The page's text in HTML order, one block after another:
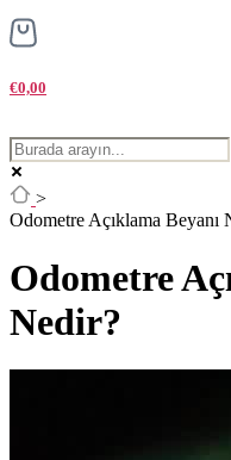
€0,00
>
Odometre Açıklama Beyanı
Odometre
Nedir?